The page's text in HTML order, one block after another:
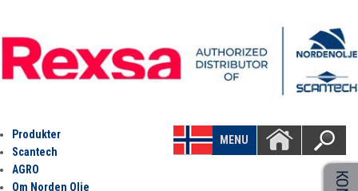
MENU
Produkter
Scantech
AGRO
Om Norden Olje